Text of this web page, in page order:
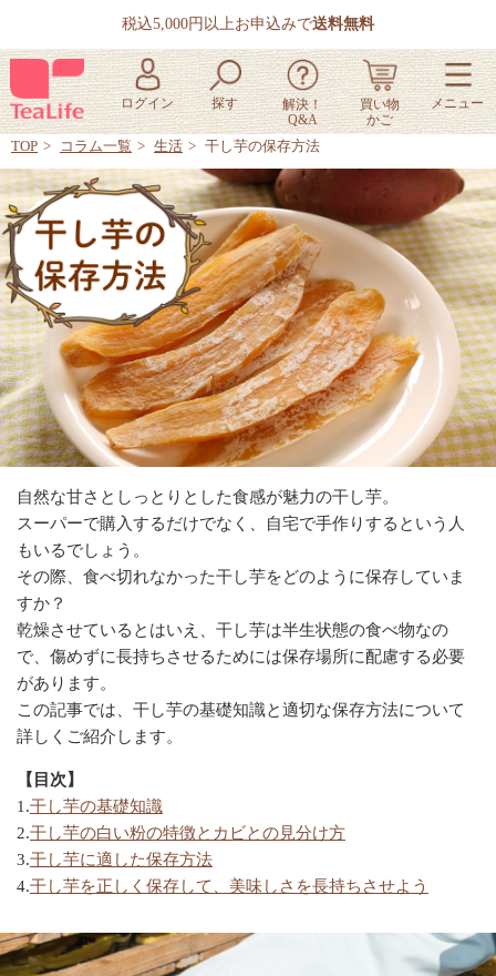
税込5,000円以上お申込みで送料無料
TOP コラム一覧 生活 干し芋の保存方法
自然な甘さとしっとりとした食感が魅力の干し芋。
スーパーで購入するだけでなく、自宅で手作りするという人
もいるでしょう。
その際、食べ切れなかった干し芋をどのように保存していま
すか？
乾燥させているとはいえ、干し芋は半生状態の食べ物なの
で、傷めずに長持ちさせるためには保存場所に配慮する必要
があります。
この記事では、干し芋の基礎知識と適切な保存方法について
詳しくご紹介します。
【目次】
1.干し芋の基礎知識
2.干し芋の白い粉の特徴とカビとの見分け方
3.干し芋に適した保存方法
4.干し芋を正しく保存して、美味しさを長持ちさせよう